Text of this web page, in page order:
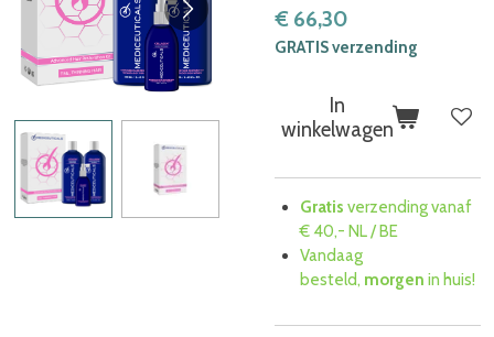
€ 66,30
GRATIS verzending
In
winkelwagen
Gratis verzending vanaf
€ 40,- NL / BE
Vandaag
besteld, morgen in huis!